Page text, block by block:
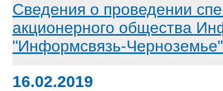
Сведения о проведении
акционерного общества
"Информсвязь-Черноземье"
16.02.2019